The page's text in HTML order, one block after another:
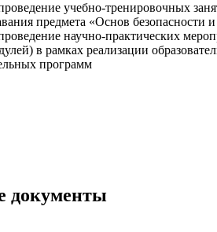
учебно-тренировочных
предмета «Основ безопасности
научно-практических
в рамках реализации
программ
документы